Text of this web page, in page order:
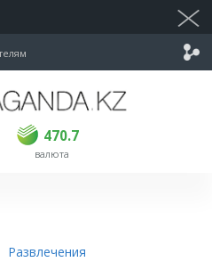
470.7
покупка продажа
468.5 470.7
валюта
Развлечения